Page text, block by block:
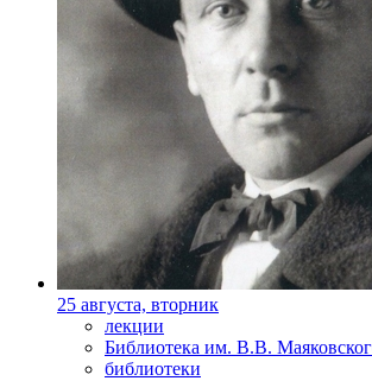
25 августа, вторник
лекции
Библиотека им. В.В.
библиотеки